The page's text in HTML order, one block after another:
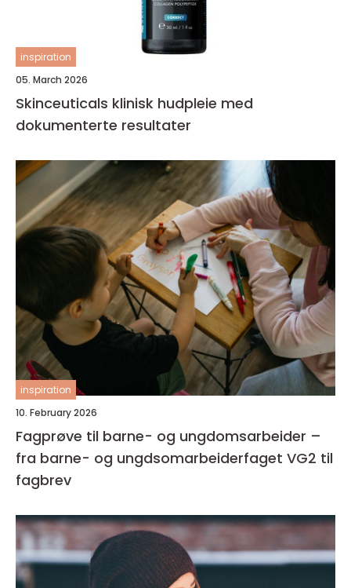
inspiration
05. March 2026
Skinceuticals klinisk hudpleie med
dokumenterte resultater
inspiration
10. February 2026
Fagprøve til barne- og ungdomsarbeider –
fra barne- og ungdsomarbeiderfaget VG2 til
fagbrev